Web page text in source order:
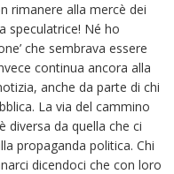
rimanere alla mercè dei
speculatrice! Né ho
che sembrava essere
continua ancora alla
anche da parte di chi
La via del cammino
diversa da quella che ci
propaganda politica. Chi
dicendoci che con loro